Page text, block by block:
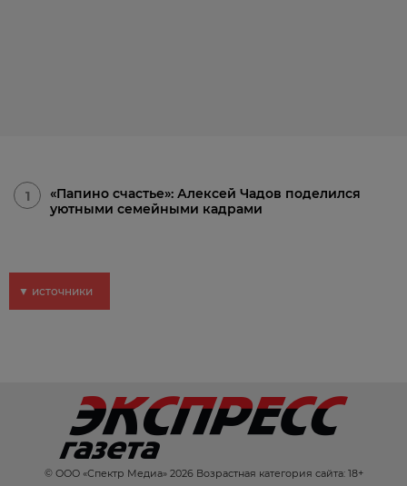
1
«Папино счастье»: Алексей Чадов поделился
уютными семейными кадрами
▼ источники
© ООО «Спектр Медиа» 2026 Возрастная категория сайта: 18+